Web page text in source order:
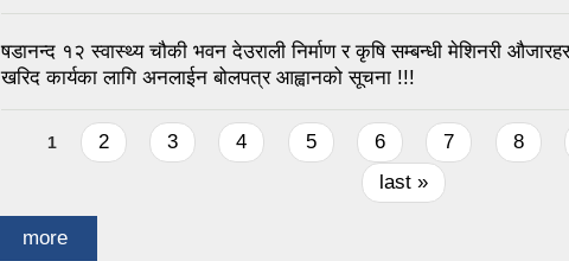
षडानन्द १२ स्वास्थ्य चौकी भवन देउराली निर्माण र कृषि सम्बन्धी मेशिनरी
खरिद कार्यका लागि अनलाईन बोलपत्र आह्वानको सूचना !!!
Pages
1 2 3 4 5 6 7 8
last »
more